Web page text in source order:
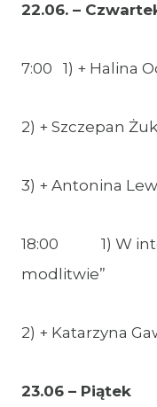
22.06. –
7:00 1) + Halina
2) + Szczepan
3) + Antonina
18:00 1) W
modlitwie”
2) + Katarzyna
23.06 – Piątek